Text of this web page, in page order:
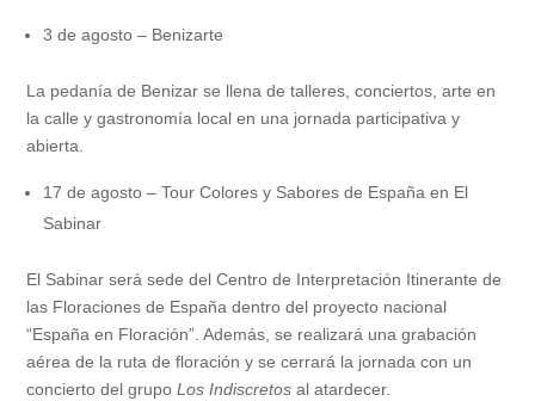
3 de agosto – Benizarte
La pedanía de Benizar se llena de talleres, conciertos, arte en
la calle y gastronomía local en una jornada participativa y
abierta.
17 de agosto – Tour Colores y Sabores de España en El
Sabinar
El Sabinar será sede del Centro de Interpretación Itinerante de
las Floraciones de España dentro del proyecto nacional
“España en Floración”. Además, se realizará una grabación
aérea de la ruta de floración y se cerrará la jornada con un
concierto del grupoLos Indiscretos al atardecer.